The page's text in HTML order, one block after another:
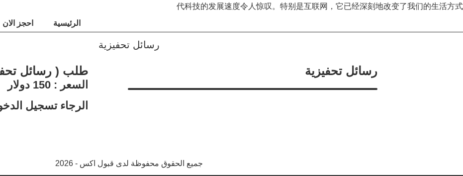
代科技的发展速度令人惊叹。特别是互联网，它已经深刻地改变了我们的生活方式
الرئيسية
احجز الان
رسائل تحفيزية
رسائل تحفيزية طلب ( رسائل
السعر : 150 دولار
الرجاء تسجيل
جميع الحقوق محفوظة لدى قبول اكس - 2026